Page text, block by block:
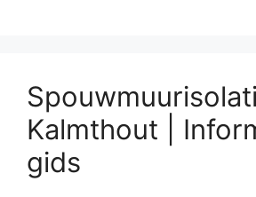
Kalmthout |
gids